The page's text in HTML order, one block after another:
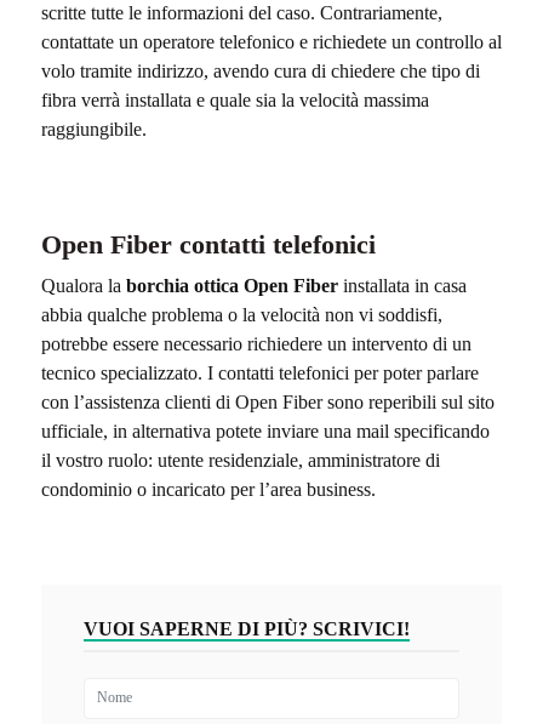
scritte tutte le informazioni del caso. Contrariamente,
contattate un operatore telefonico e richiedete un controllo al
volo tramite indirizzo, avendo cura di chiedere che tipo di
fibra verrà installata e quale sia la velocità massima
raggiungibile.
Open Fiber contatti telefonici
Qualora la borchia ottica Open Fiber installata in casa
abbia qualche problema o la velocità non vi soddisfi,
potrebbe essere necessario richiedere un intervento di un
tecnico specializzato. I contatti telefonici per poter parlare
con l’assistenza clienti di Open Fiber sono reperibili sul sito
ufficiale, in alternativa potete inviare una mail specificando
il vostro ruolo: utente residenziale, amministratore di
condominio o incaricato per l’area business.
VUOI SAPERNE DI PIÙ? SCRIVICI!